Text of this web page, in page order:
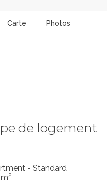
Carte Photos
de logement
- Standard
m2